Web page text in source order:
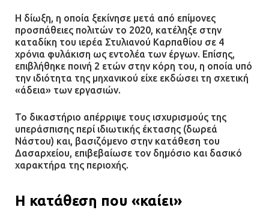
Η δίωξη, η οποία ξεκίνησε μετά από επίμονες
προσπάθειες πολιτών το 2020, κατέληξε στην
καταδίκη του ιερέα Στυλιανού Καρπαθίου σε 4
χρόνια φυλάκιση ως εντολέα των έργων. Επίσης,
επιβλήθηκε ποινή 2 ετών στην κόρη του, η οποία υπό
την ιδιότητα της μηχανικού είχε εκδώσει τη σχετική
«άδεια» των εργασιών.
Το δικαστήριο απέρριψε τους ισχυρισμούς της
υπεράσπισης περί ιδιωτικής έκτασης (δωρεά
Νάστου) και, βασιζόμενο στην κατάθεση του
Δασαρχείου, επιβεβαίωσε τον δημόσιο και δασικό
χαρακτήρα της περιοχής.
Η κατάθεση που «καίει»